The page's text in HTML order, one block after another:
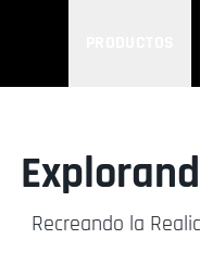
Recreando la